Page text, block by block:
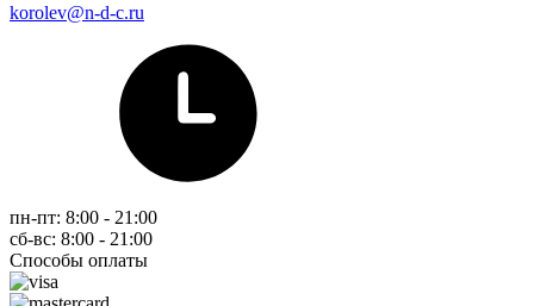
korolev@n-d-c.ru
пн-пт: 8:00 - 21:00
сб-вс: 8:00 - 21:00
Способы оплаты